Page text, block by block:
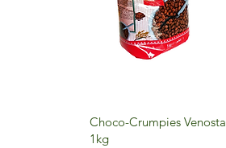
Choco-Crumpies Venosta
1kg